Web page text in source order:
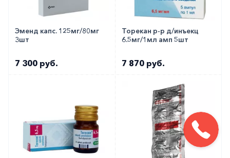
Аналоги
Зофран 8 мг ампулы 4 мл 5 шт
Как оформить заказ?
Вы можете заказать препарат с доставкой в
аптеку-партнёра в вашем городе. Для этого Вы
можете оформить бронирование на сайте или
заказать по телефону
8 800 301 52 86(бесплатно
с любого телефона по РФ)
Эменд капс. 125мг/80мг
3шт
7 300 руб.
Торекан р-р д/инъекц
6.5мг/1мл амп 5шт
7 870 руб.